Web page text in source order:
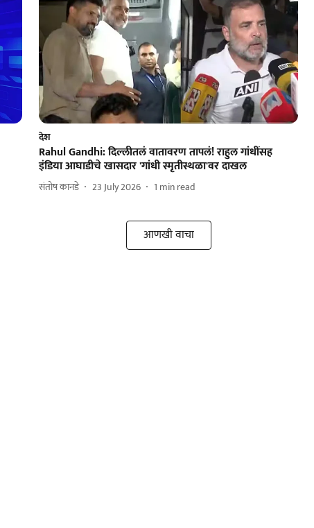
देश
Rahul Gandhi: दिल्लीतलं वातावरण तापलं! राहुल गांधींसह
इंडिया आघाडीचे खासदार 'गांधी स्मृतीस्थळा'वर दाखल
संतोष कानडे 23 July 2026 1 min read
आणखी वाचा